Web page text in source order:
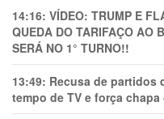
14:16: VÍDEO: TRUMP E
QUEDA DO TARIFAÇO AO
SERÁ NO 1° TURNO!!
13:49: Recusa de partidos
tempo de TV e força